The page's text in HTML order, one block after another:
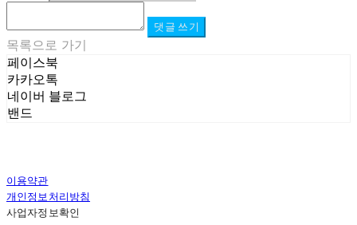
댓글 쓰기
목록으로 가기
페이스북
카카오톡
네이버 블로그
밴드
이용약관
개인정보처리방침
사업자정보확인